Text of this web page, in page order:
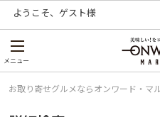
ようこそ、 ゲスト様
メニュー
お取り寄せグルメならオンワード・マ